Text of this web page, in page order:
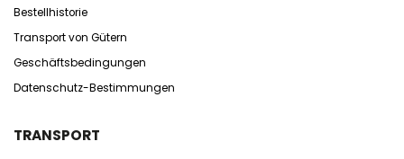
Bestellhistorie
Transport von Gütern
Geschäftsbedingungen
Datenschutz-Bestimmungen
TRANSPORT